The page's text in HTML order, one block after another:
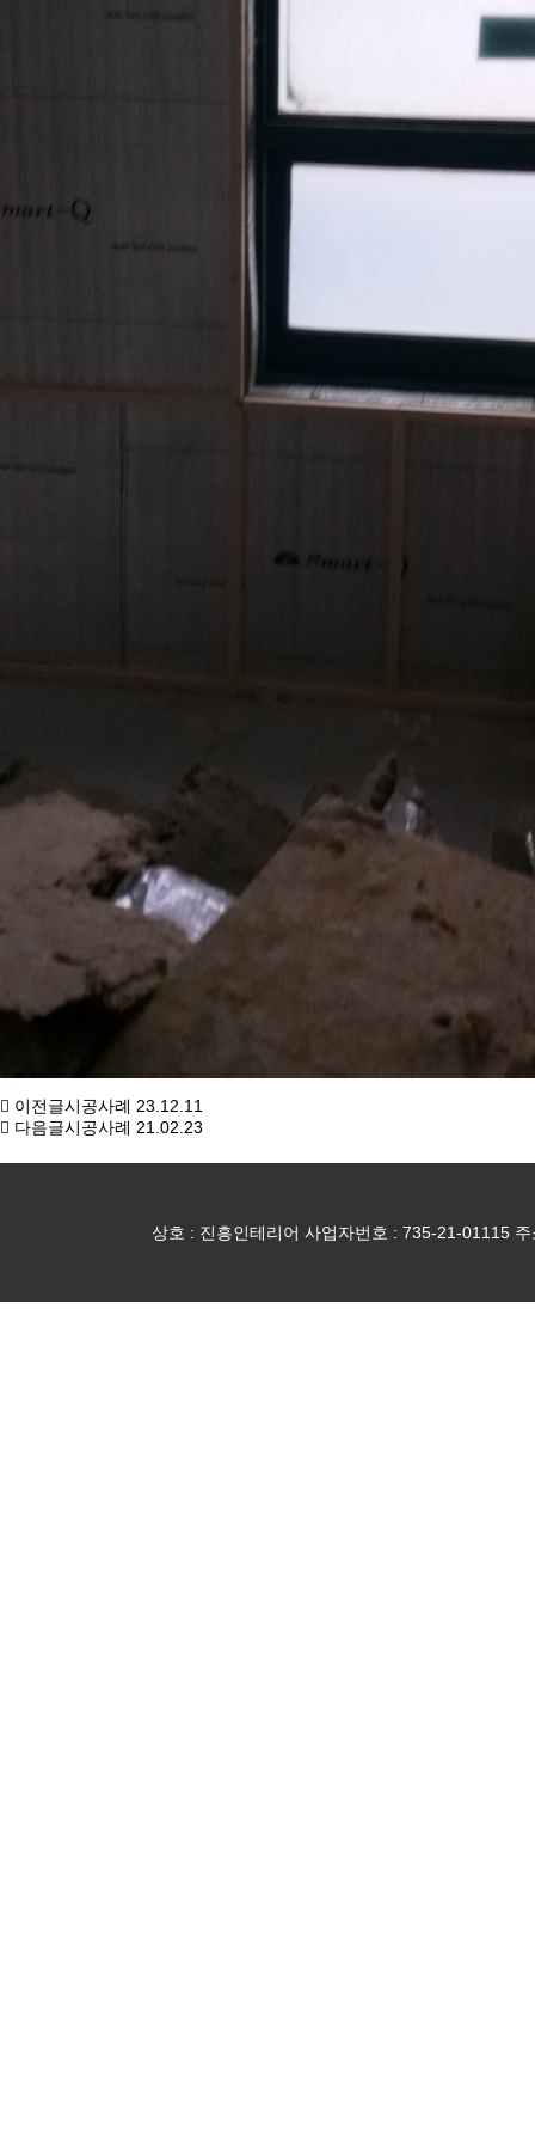
이전글시공사례
23.12.11
다음글시공사례 21.02.23
상호 : 진흥인테리어 사업자번호 : 735-21-01115